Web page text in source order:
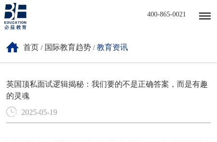
400-865-0021
首页 / 国际教育趋势 /教育资讯
英国顶私面试逻辑揭秘：我们要的不是正确答案，而是有趣
的灵魂
2025-05-19